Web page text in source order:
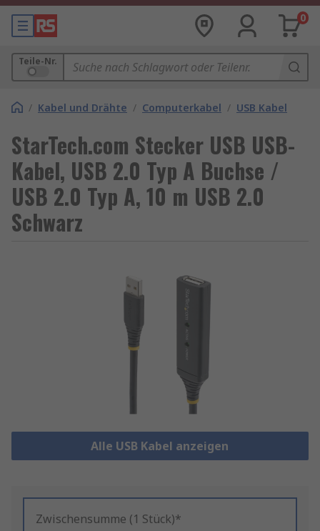
0
Teile-Nr.
/ Kabel und Drähte / Computerkabel / USB Kabel
StarTech.com Stecker USB USB-
Kabel, USB 2.0 Typ A Buchse /
USB 2.0 Typ A, 10 m USB 2.0
Schwarz
Alle USB Kabel anzeigen
Zwischensumme (1 Stück)*